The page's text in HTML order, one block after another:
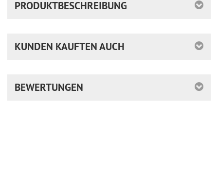
PRODUKTBESCHREIBUNG
KUNDEN KAUFTEN AUCH
BEWERTUNGEN